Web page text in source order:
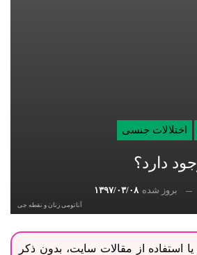
اختلالات جنسی
دارد؟
بروز شده ۱۳۹۷/۰۳/۰۸
آناتومی زنان و نقطه جی
یا استفاده از مقالات سایت، بدون ذکر